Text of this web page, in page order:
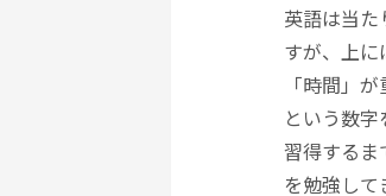
英語は当た
すが、上
「時間」
という数
習得するま
を勉強し